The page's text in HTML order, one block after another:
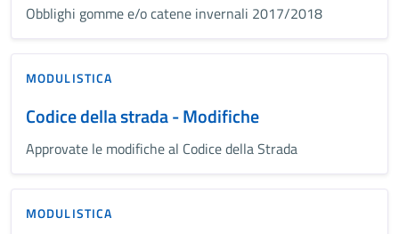
Obblighi gomme e/o catene invernali 2017/2018
MODULISTICA
Codice della strada - Modifiche
Approvate le modifiche al Codice della Strada
MODULISTICA